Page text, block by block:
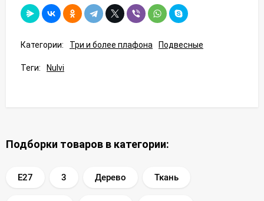
Категории: Три и более плафона Подвесные
Теги: Nulvi
Подборки товаров в категории:
E27 3 Дерево Ткань